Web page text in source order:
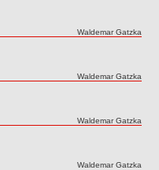
Autor:
Waldemar Gatzka
Autor:
Waldemar Gatzka
Autor:
Waldemar Gatzka
Autor:
Waldemar Gatzka